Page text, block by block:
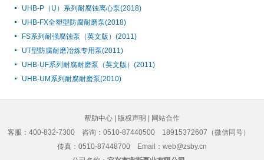
UHB-P（U）系列耐腐蚀离心泵(2018)
UHB-FX全塑型防腐耐磨泵(2018)
FS系列耐强腐蚀泵（英文版）(2011)
UT型防腐耐磨冶炼专用泵(2011)
UHB-UF系列耐腐耐磨泵（英文版）(2011)
UHB-UM系列耐腐耐磨泵(2010)
帮助中心 版权声明
网站合作
客服：400-832-7300
咨询：0510-87440500 18915372607（微信同号）
传真：0510-87448700 Email：web@zsby.cn